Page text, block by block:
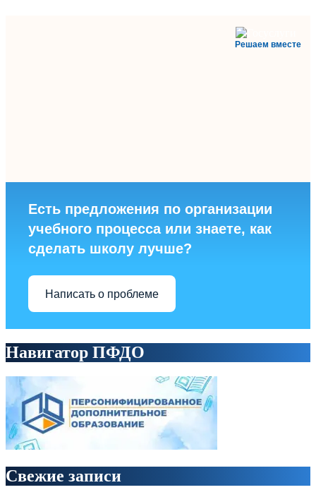
Решаем вместе
Есть предложения по организации
учебного процесса или знаете, как
сделать школу лучше?
Написать о проблеме
Навигатор ПФДО
Свежие записи